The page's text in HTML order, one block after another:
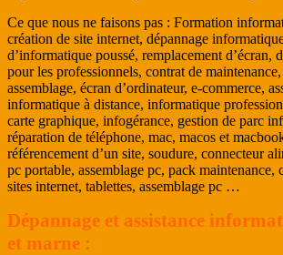
Ce que nous ne faisons pas : Formation
création de site internet, dépannage
d’informatique poussé, remplacement d’écran,
pour les professionnels, contrat de
assemblage, écran d’ordinateur, e-commerce,
informatique à distance, informatique
carte graphique, infogérance, gestion de parc
réparation de téléphone, mac, macos et
référencement d’un site, soudure, connecteur
pc portable, assemblage pc, pack maintenance,
sites internet, tablettes, assemblage pc …
Dépannage et assistance
et marne :